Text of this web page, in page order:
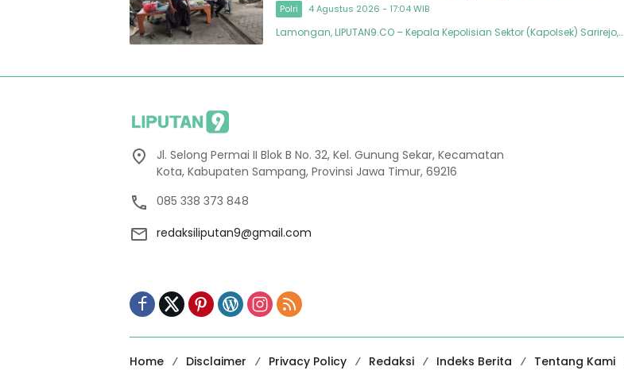
Polri 4 Agustus 2026 - 17:04 WIB
Lamongan, LIPUTAN9.CO – Kepala Kepolisian Sektor (Kapolsek) Sarirejo,…
Jl. Selong Permai II Blok B No. 32, Kel. Gunung Sekar, Kecamatan
Kota, Kabupaten Sampang, Provinsi Jawa Timur, 69216
085 338 373 848
redaksiliputan9@gmail.com
Home Disclaimer Privacy Policy Redaksi Indeks Berita Tentang Kami